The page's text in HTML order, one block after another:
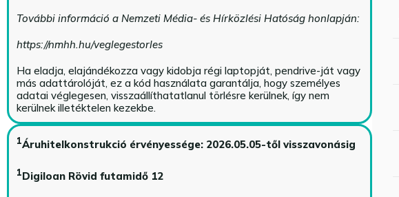
További információ a Nemzeti Média- és Hírközlési Hatóság honlapján:
https://nmhh.hu/veglegestorles
Ha eladja, elajándékozza vagy kidobja régi laptopját, pendrive-ját vagy
más adattárolóját, ez a kód használata garantálja, hogy személyes
adatai véglegesen, visszaállíthatatlanul törlésre kerülnek, így nem
kerülnek illetéktelen kezekbe.
1Áruhitelkonstrukció érvényessége: 2026.05.05-től visszavonásig
1Digiloan Rövid futamidő 12